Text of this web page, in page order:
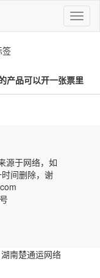
切
换
签
产品可以开一张票里
源于网络，如
间删除，谢
湖南楚通运网络